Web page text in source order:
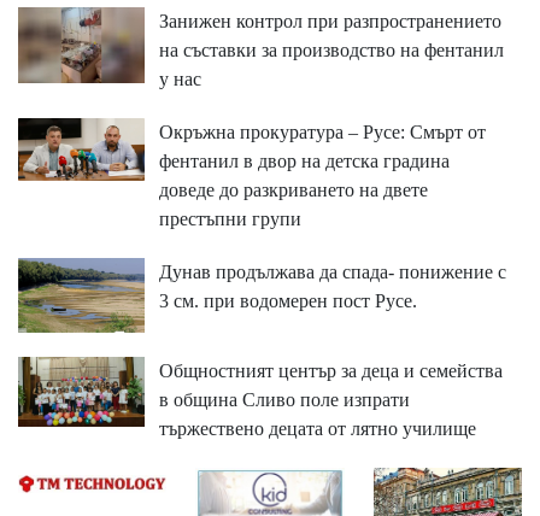
Занижен контрол при разпространението
на съставки за производство на фентанил
у нас
Окръжна прокуратура – Русе: Смърт от
фентанил в двор на детска градина
доведе до разкриването на двете
престъпни групи
Дунав продължава да спада- понижение с
3 см. при водомерен пост Русе.
Общностният център за деца и семейства
в община Сливо поле изпрати
тържествено децата от лятно училище